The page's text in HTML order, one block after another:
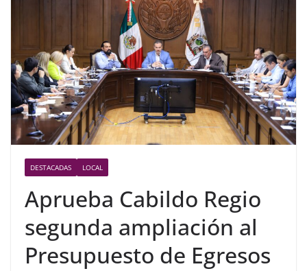
DESTACADAS LOCAL
Aprueba Cabildo Regio
segunda ampliación al
Presupuesto de Egresos